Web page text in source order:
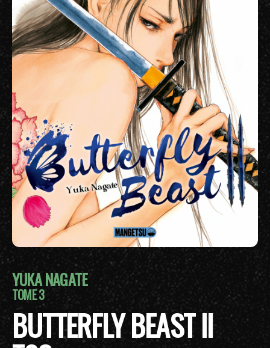
YUKA NAGATE
TOME 3
BUTTERFLY BEAST II